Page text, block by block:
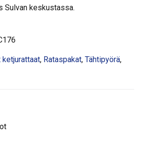
Sulvan keskustassa.
ketjurattaat, Rataspakat, Tähtipyörä,